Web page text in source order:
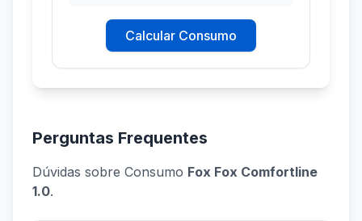
Calcular Consumo
Perguntas Frequentes
Dúvidas sobre Consumo Fox Fox Comfortline
1.0.